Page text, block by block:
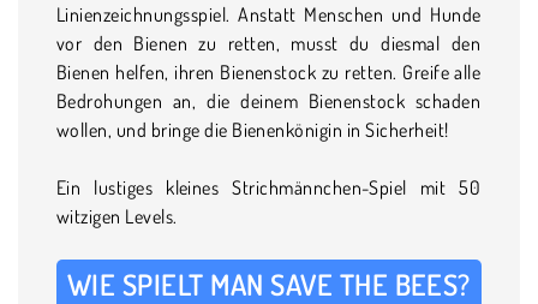
Linienzeichnungsspiel. Anstatt Menschen und Hunde
vor den Bienen zu retten, musst du diesmal den
Bienen helfen, ihren Bienenstock zu retten. Greife alle
Bedrohungen an, die deinem Bienenstock schaden
wollen, und bringe die Bienenkönigin in Sicherheit!
Ein lustiges kleines Strichmännchen-Spiel mit 50
witzigen Levels.
WIE SPIELT MAN SAVE THE BEES?